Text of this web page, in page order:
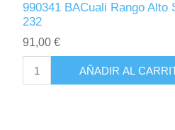
990341 BACuali Rango Alto
232
91,00 €
AÑADIR AL